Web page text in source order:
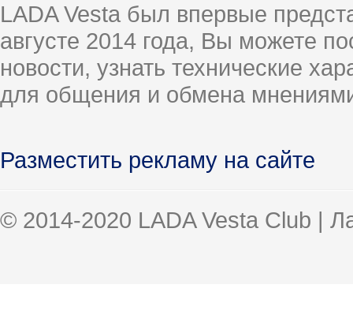
LADA Vesta был впервые
августе 2014 года, Вы можете
новости, узнать технические
для общения и обмена
Разместить рекламу на сайте
© 2014-2020 LADA Vesta Club |